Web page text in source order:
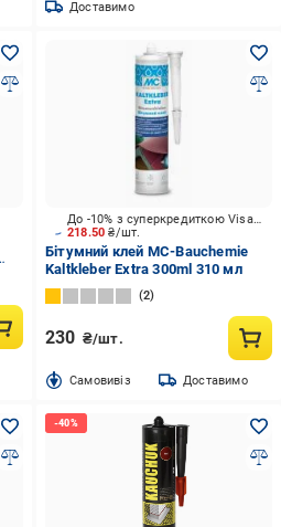
Доставимо
218.50₴/шт.
До -10% з суперкредиткою Visa Вигода
Бітумний клей MC-Bauchemie
Kaltkleber Extra 300ml 310 мл
2
230 ₴/шт.
Cамовивіз Доставимо